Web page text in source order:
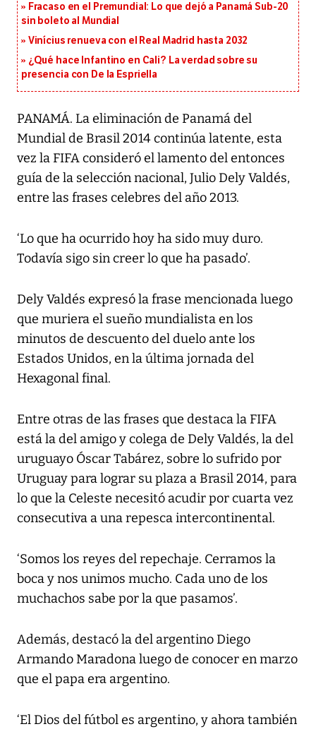
Fracaso en el Premundial: Lo que dejó a Panamá Sub-20
sin boleto al Mundial
Vinícius renueva con el Real Madrid hasta 2032
¿Qué hace Infantino en Cali? La verdad sobre su
presencia con De la Espriella
PANAMÁ. La eliminación de Panamá del
Mundial de Brasil 2014 continúa latente, esta
vez la FIFA consideró el lamento del entonces
guía de la selección nacional, Julio Dely Valdés,
entre las frases celebres del año 2013.
‘Lo que ha ocurrido hoy ha sido muy duro.
Todavía sigo sin creer lo que ha pasado’.
Dely Valdés expresó la frase mencionada luego
que muriera el sueño mundialista en los
minutos de descuento del duelo ante los
Estados Unidos, en la última jornada del
Hexagonal final.
Entre otras de las frases que destaca la FIFA
está la del amigo y colega de Dely Valdés, la del
uruguayo Óscar Tabárez, sobre lo sufrido por
Uruguay para lograr su plaza a Brasil 2014, para
lo que la Celeste necesitó acudir por cuarta vez
consecutiva a una repesca intercontinental.
‘Somos los reyes del repechaje. Cerramos la
boca y nos unimos mucho. Cada uno de los
muchachos sabe por la que pasamos’.
Además, destacó la del argentino Diego
Armando Maradona luego de conocer en marzo
que el papa era argentino.
‘El Dios del fútbol es argentino, y ahora también